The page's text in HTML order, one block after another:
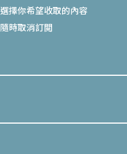
選擇你希望收取的內容
隨時取消訂閲